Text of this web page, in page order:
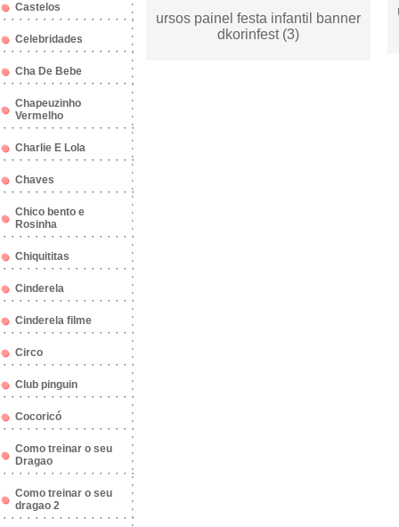
Castelos
Celebridades
Cha De Bebe
Chapeuzinho
Vermelho
Charlie E Lola
Chaves
Chico bento e
Rosinha
Chiquititas
Cinderela
Cinderela filme
Circo
Club pinguin
Cocoricó
Como treinar o seu
Dragao
Como treinar o seu
dragao 2
ursos painel festa infantil banner
dkorinfest (3)